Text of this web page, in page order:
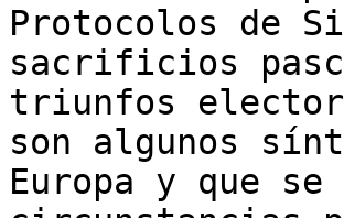
Protocolos de
sacrificios
triunfos
son algunos
Europa y que